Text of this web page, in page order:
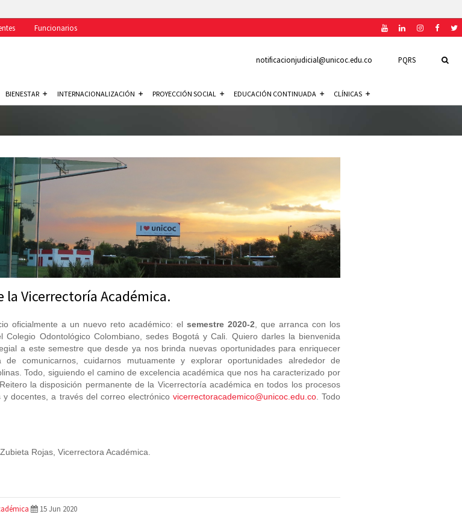
Funcionarios
PQRS
notificacionjudicial@unicoc.edu.co
BIENESTAR INTERNACIONALIZACIÓN PROYECCIÓN SOCIAL EDUCACIÓN CONTINUADA CLÍNICAS
la Vicerrectoría Académica.
oficialmente a un nuevo reto académico: el semestre 2020-2 , que arranca con los
Colegio Odontológico Colombiano, sedes Bogotá y Cali. Quiero darles la bienvenida
a este semestre que desde ya nos brinda nuevas oportunidades para enriquecer
de comunicarnos, cuidarnos mutuamente y explorar oportunidades alrededor de
Todo, siguiendo el camino de excelencia académica que nos ha caracterizado por
la disposición permanente de la Vicerrectoría académica en todos los procesos
y docentes, a través del correo electrónico vicerrectoracademico@unicoc.edu.co. Todo
Rojas, Vicerrectora Académica.
15 Jun 2020